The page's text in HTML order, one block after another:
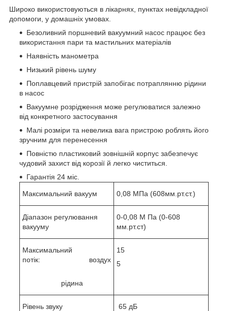
Широко використовуються в лікарнях, пунктах невідкладної
допомоги, у домашніх умовах.
Безоливний поршневий вакуумний насос працює без
використання пари та мастильних матеріалів
Наявність манометра
Низький рівень шуму
Поплавцевий пристрій запобігає потраплянню рідини
в насос
Вакуумне розрідження може регулюватися залежно
від конкретного застосування
Малі розміри та невелика вага пристрою роблять його
зручним для перенесення
Повністю пластиковий зовнішній корпус забезпечує
чудовий захист від корозії й легко чиститься.
Гарантія 24 міс.
Максимальний вакуум 0,08 МПа (608мм.рт.ст.)
Діапазон регулювання
вакууму
0-0,08 М Па (0-608
мм.рт.ст)
Максимальний
потік: воздух
рідина
15
5
Рівень звуку 65 дБ